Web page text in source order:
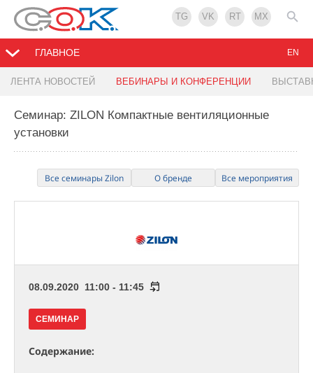
TG VK RT MX
ГЛАВНОЕ
ЛЕНТА НОВОСТЕЙ ВЕБИНАРЫ И КОНФЕРЕНЦИИ
EN
Семинар: ZILON Компактные вентиляционные
установки
Все семинары Zilon О бренде Все мероприятия
08.09.2020 11:00 - 11:45
СЕМИНАР
Содержание: